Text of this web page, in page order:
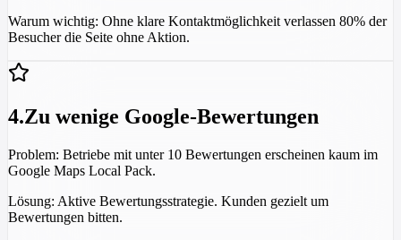
Warum wichtig: Ohne klare Kontaktmöglichkeit verlassen 80% der
Besucher die Seite ohne Aktion.
4.Zu wenige Google-Bewertungen
Problem: Betriebe mit unter 10 Bewertungen erscheinen kaum im
Google Maps Local Pack.
Lösung: Aktive Bewertungsstrategie. Kunden gezielt um
Bewertungen bitten.